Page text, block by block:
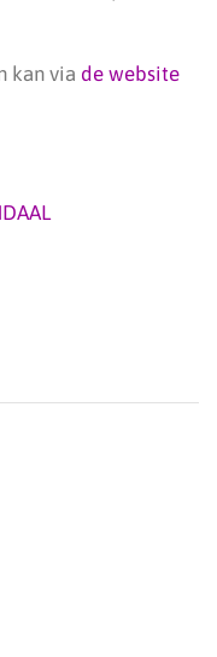
kan via de website